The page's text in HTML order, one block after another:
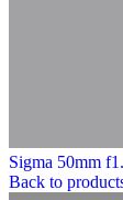
Sigma 50mm
Back to